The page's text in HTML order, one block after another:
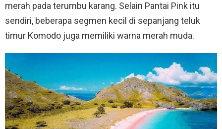
merah pada terumbu karang. Selain Pantai Pink itu
sendiri, beberapa segmen kecil di sepanjang teluk
timur Komodo juga memiliki warna merah muda.